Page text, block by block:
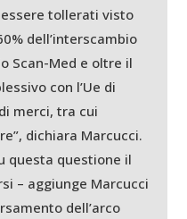
tollerati visto
dell’interscambio
Scan-Med e oltre il
con l’Ue di
merci, tra cui
dichiara Marcucci.
questa questione il
– aggiunge Marcucci
dell’arco